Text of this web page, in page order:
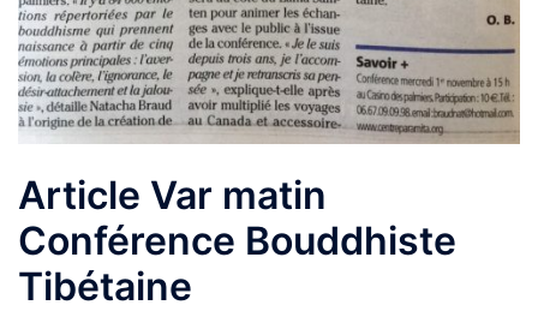
Article Var matin
Conférence Bouddhiste
Tibétaine